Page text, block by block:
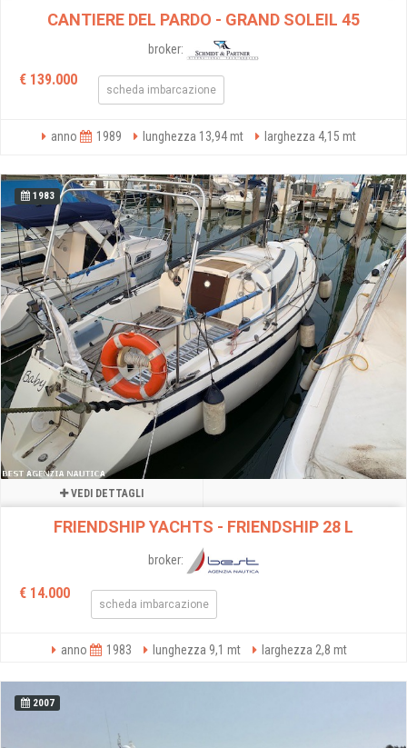
CANTIERE DEL PARDO - GRAND SOLEIL 45
broker:
€ 139.000
scheda imbarcazione
anno 1989 lunghezza 13,94 mt larghezza 4,15 mt
1983
VEDI DETTAGLI
FRIENDSHIP YACHTS - FRIENDSHIP 28 L
broker:
€ 14.000
scheda imbarcazione
anno 1983 lunghezza 9,1 mt larghezza 2,8 mt
2007